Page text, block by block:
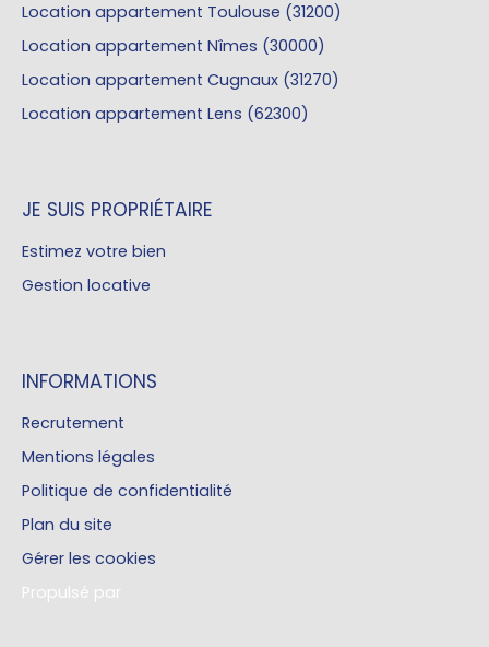
Location appartement Toulouse (31200)
Location appartement Nîmes (30000)
Location appartement Cugnaux (31270)
Location appartement Lens (62300)
JE SUIS PROPRIÉTAIRE
Estimez votre bien
Gestion locative
INFORMATIONS
Recrutement
Mentions légales
Politique de confidentialité
Plan du site
Gérer les cookies
Propulsé par